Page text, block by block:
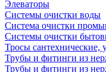
Элеваторы
Системы очистки воды
Система очистки
Системы очистки
Тросы сантехнические,
Трубы и фитинги из
Трубы и фитинги из